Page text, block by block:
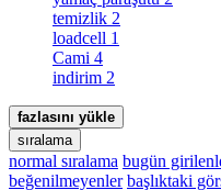
temizlik 2
loadcell 1
Cami 4
indirim 2
fazlasını yükle
sıralama
normal sıralama bugün
beğenilmeyenler başlıktaki